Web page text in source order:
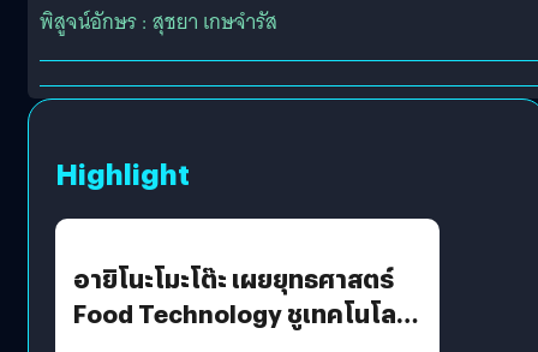
พิสูจน์อักษร : สุชยา เกษจำรัส
Highlight
อายิโนะโมะโต๊ะ เผยยุทธศาสตร์
Food Technology ชูเทคโนโลยี